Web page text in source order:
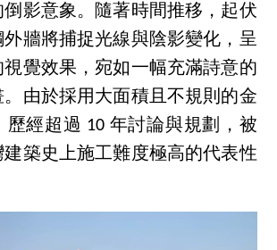
影意象。隨著時間推移，起伏
牆將捕捉光線與陰影變化，呈
覺效果，宛如一幅充滿詩意的
由於採用大面積且不規則的金
歷經超過 10 年討論與規劃，被
築史上施工難度極高的代表性